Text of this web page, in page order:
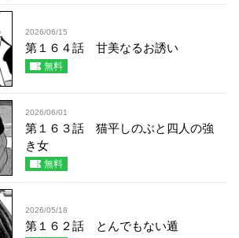
2026/06/15
第１６４話 甘美なるお誘い
無料
2026/06/01
第１６３話 猫平しのぶと四人の強
き女
無料
2026/05/18
第１６２話 とんでもない遁